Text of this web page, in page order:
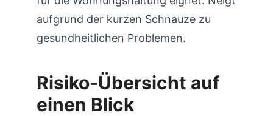
aufgrund der kurzen Schnauze zu
gesundheitlichen Problemen.
Risiko-Übersicht auf
einen Blick